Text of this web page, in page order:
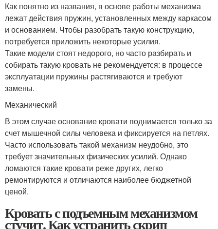
Как понятно из названия, в основе работы механизма
лежат действия пружин, установленных между каркасом
и основанием. Чтобы разобрать такую конструкцию,
потребуется приложить некоторые усилия.
Такие модели стоят недорого, но часто разбирать и
собирать такую кровать не рекомендуется: в процессе
эксплуатации пружины растягиваются и требуют
замены.
Механический
В этом случае основание кровати поднимается только за
счет мышечной силы человека и фиксируется на петлях.
Часто использовать такой механизм неудобно, это
требует значительных физических усилий. Однако
ломаются такие кровати реже других, легко
ремонтируются и отличаются наиболее бюджетной
ценой.
Кровать с подъемным механизмом
стучит. Как устранить скрип